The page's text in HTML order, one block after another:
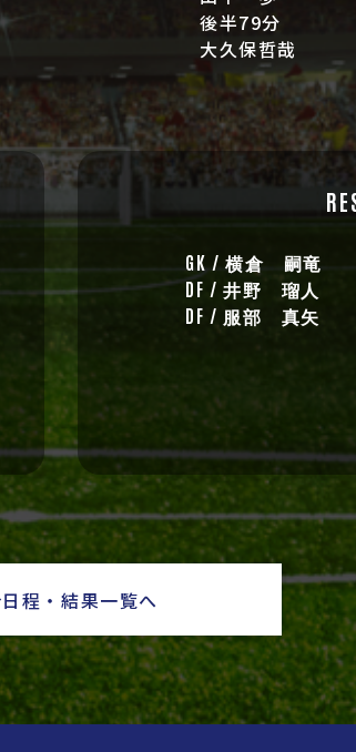
後半79分
大久保哲哉
GK / 横倉 嗣竜
DF / 井野 瑠人
DF / 服部 真矢
程・結果一覧へ